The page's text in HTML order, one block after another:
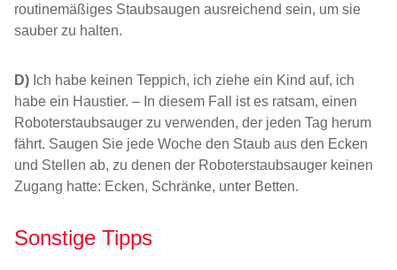
routinemäßiges Staubsaugen ausreichend sein, um sie
sauber zu halten.
D) Ich habe keinen Teppich, ich ziehe ein Kind auf, ich
habe ein Haustier. – In diesem Fall ist es ratsam, einen
Roboterstaubsauger zu verwenden, der jeden Tag herum
fährt. Saugen Sie jede Woche den Staub aus den Ecken
und Stellen ab, zu denen der Roboterstaubsauger keinen
Zugang hatte: Ecken, Schränke, unter Betten.
Sonstige Tipps